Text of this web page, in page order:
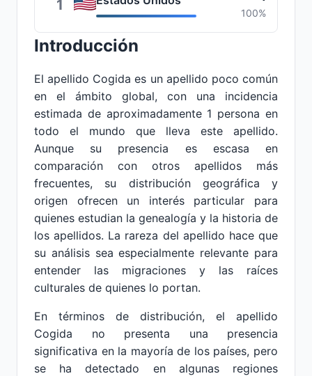
1 100%
Introducción
El apellido Cogida es un apellido poco común
en el ámbito global, con una incidencia
estimada de aproximadamente 1 persona en
todo el mundo que lleva este apellido.
Aunque su presencia es escasa en
comparación con otros apellidos más
frecuentes, su distribución geográfica y
origen ofrecen un interés particular para
quienes estudian la genealogía y la historia de
los apellidos. La rareza del apellido hace que
su análisis sea especialmente relevante para
entender las migraciones y las raíces
culturales de quienes lo portan.
En términos de distribución, el apellido
Cogida no presenta una presencia
significativa en la mayoría de los países, pero
se ha detectado en algunas regiones